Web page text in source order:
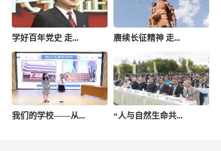
学好百年党史 走... 赓续长征精神 走...
我们的学校——从... “人与自然生命共...